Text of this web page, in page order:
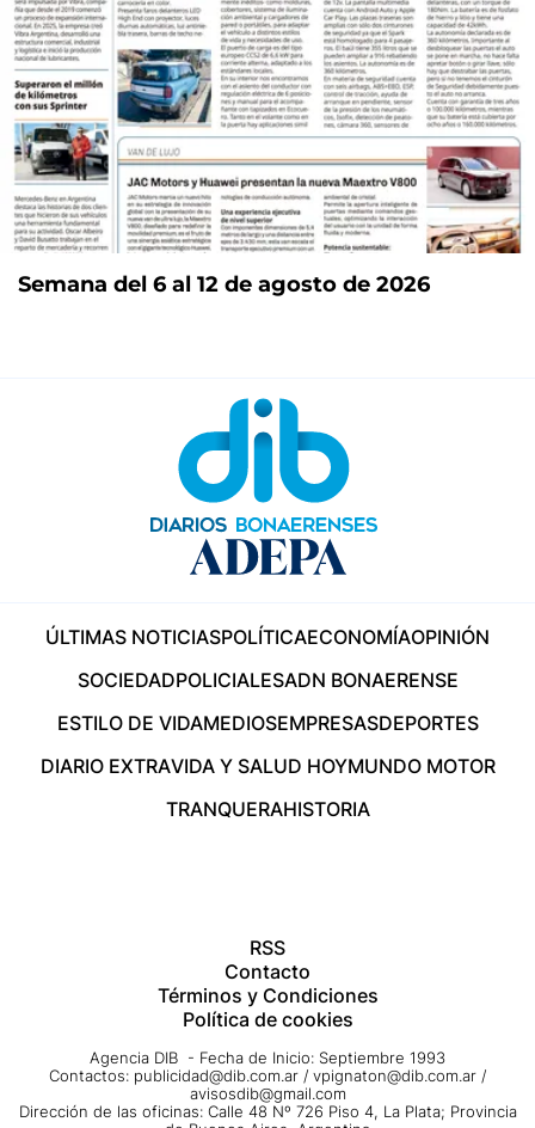
Semana del 6 al 12 de agosto de 2026
ÚLTIMAS NOTICIASPOLÍTICAECONOMÍAOPINIÓN
SOCIEDADPOLICIALESADN BONAERENSE
ESTILO DE VIDAMEDIOSEMPRESASDEPORTES
DIARIO EXTRAVIDA Y SALUD HOYMUNDO MOTOR
TRANQUERAHISTORIA
RSS
Contacto
Términos y Condiciones
Política de cookies
Agencia DIB - Fecha de Inicio: Septiembre 1993
Contactos: publicidad@dib.com.ar / vpignaton@dib.com.ar /
avisosdib@gmail.com
Dirección de las oficinas: Calle 48 Nº 726 Piso 4, La Plata; Provincia